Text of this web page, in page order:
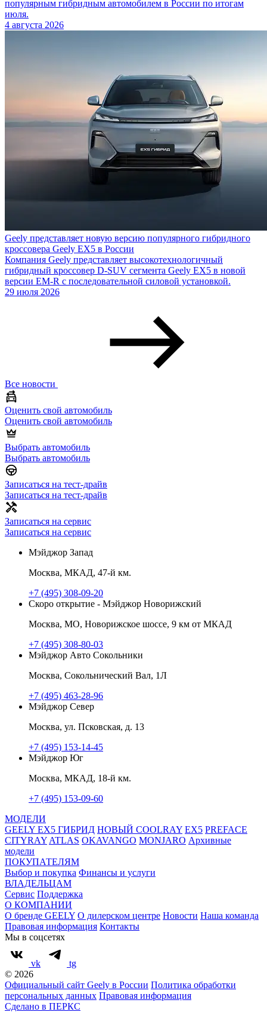
популярным гибридным автомобилем в России по итогам
июля.
4 августа 2026
Geely представляет новую версию популярного гибридного
кроссовера Geely EX5 в России
Компания Geely представляет высокотехнологичный
гибридный кроссовер D-SUV сегмента Geely EX5 в новой
версии EM-R с последовательной силовой установкой.
29 июля 2026
Все новости
Оценить свой автомобиль
Оценить свой автомобиль
Выбрать автомобиль
Выбрать автомобиль
Записаться на тест-драйв
Записаться на тест-драйв
Записаться на сервис
Записаться на сервис
Мэйджор Запад
Москва, МКАД, 47-й км.
+7 (495) 308-09-20
Скоро открытие - Мэйджор Новорижский
Москва, МО, Новорижское шоссе, 9 км от МКАД
+7 (495) 308-80-03
Мэйджор Авто Сокольники
Москва, Сокольнический Вал, 1Л
+7 (495) 463-28-96
Мэйджор Север
Москва, ул. Псковская, д. 13
+7 (495) 153-14-45
Мэйджор Юг
Москва, МКАД, 18-й км.
+7 (495) 153-09-60
МОДЕЛИ
GEELY EX5 ГИБРИД НОВЫЙ COOLRAY EX5 PREFACE
CITYRAY ATLAS OKAVANGO MONJARO Архивные
модели
ПОКУПАТЕЛЯМ
Выбор и покупка Финансы и услуги
ВЛАДЕЛЬЦАМ
Сервис Поддержка
О КОМПАНИИ
О бренде GEELY О дилерском центре Новости Наша команда
Правовая информация Контакты
Мы в соцсетях
vk
tg
© 2026
Официальный сайт Geely в России Политика обработки
персональных данных Правовая информация
Сделано в ПЕРКС